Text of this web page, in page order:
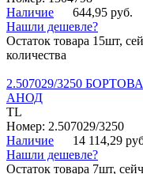
Наличие
644,95 руб.
Нашли дешевле?
Остаток товара 15шт,
количества
2.507029/3250
АНОД
TL
Номер: 2.507029/3250
Наличие
14 114,29
Нашли дешевле?
Остаток товара 7шт,